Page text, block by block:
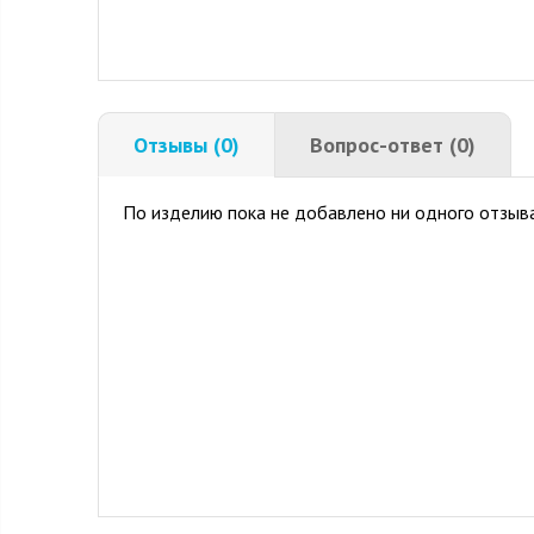
Отзывы (0) Вопрос-ответ (0)
По изделию пока не добавлено ни одного